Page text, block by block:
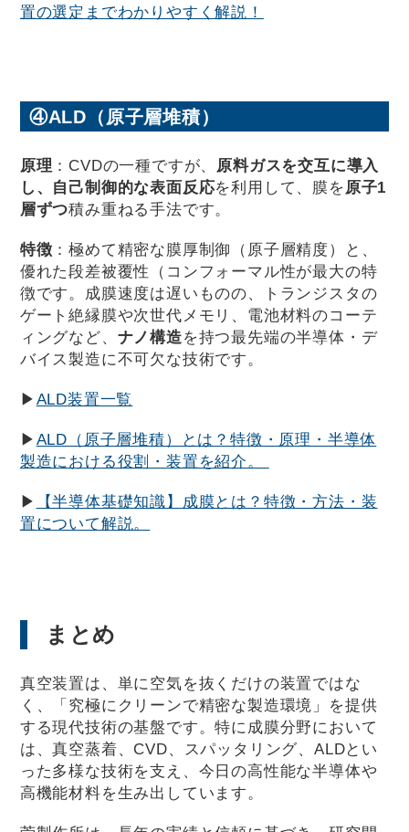
置の選定までわかりやすく解説！
④ALD（原子層堆積）
原理 ：CVDの一種ですが、 原料ガスを交互に導入
し、自己制御的な表面反応を利用して、膜を 原子1
層ずつ積み重ねる手法です。
特徴 ：極めて精密な膜厚制御（原子層精度）と、
優れた段差被覆性（コンフォーマル性が最大の特
徴です。成膜速度は遅いものの、トランジスタの
ゲート絶縁膜や次世代メモリ、電池材料のコーテ
ィングなど、 ナノ構造を持つ最先端の半導体・デ
バイス製造に不可欠な技術です。
▶ ALD装置一覧
▶ ALD（原子層堆積）とは？特徴・原理・半導体
製造における役割・装置を紹介。
▶
【半導体基礎知識】成膜とは？特徴・方法・装
置について解説。
まとめ
真空装置は、単に空気を抜くだけの装置ではな
く、「究極にクリーンで精密な製造環境」を提供
する現代技術の基盤です。特に成膜分野において
は、真空蒸着、CVD、スパッタリング、ALDとい
った多様な技術を支え、今日の高性能な半導体や
高機能材料を生み出しています。